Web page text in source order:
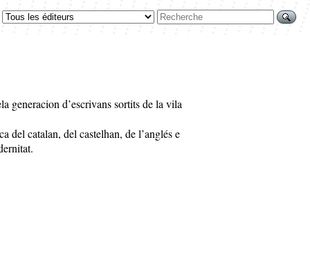
generacion d’escrivans sortits de la vila
del catalan, del castelhan, de l’anglés e